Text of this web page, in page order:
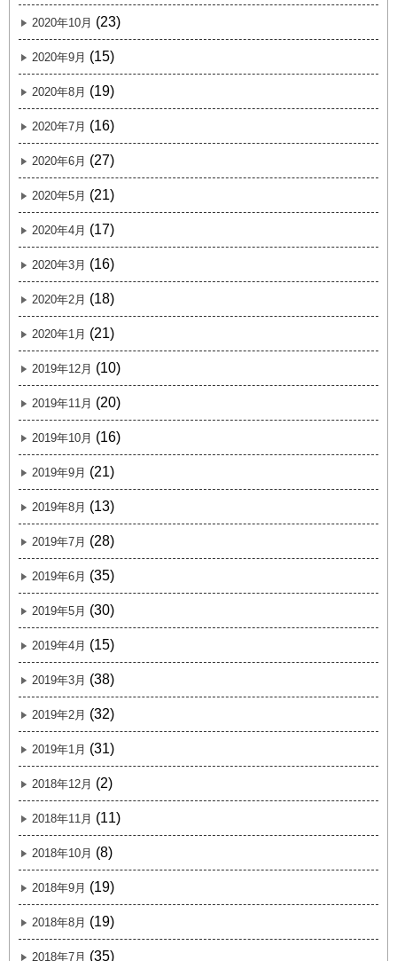
2020年10月 (23)
2020年9月 (15)
2020年8月 (19)
2020年7月 (16)
2020年6月 (27)
2020年5月 (21)
2020年4月 (17)
2020年3月 (16)
2020年2月 (18)
2020年1月 (21)
2019年12月 (10)
2019年11月 (20)
2019年10月 (16)
2019年9月 (21)
2019年8月 (13)
2019年7月 (28)
2019年6月 (35)
2019年5月 (30)
2019年4月 (15)
2019年3月 (38)
2019年2月 (32)
2019年1月 (31)
2018年12月 (2)
2018年11月 (11)
2018年10月 (8)
2018年9月 (19)
2018年8月 (19)
2018年7月 (35)